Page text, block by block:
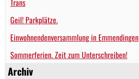
Trans
Geil! Parkplätze.
Einwohnendenversammlung in Emmendingen
Sommerferien. Zeit zum Unterschreiben!
Archiv